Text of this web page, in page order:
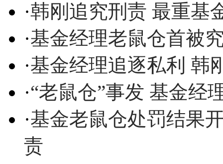
·韩刚追究刑责 最重基
·基金经理老鼠仓首被
·基金经理追逐私利 韩
·“老鼠仓”事发 基金经
·基金老鼠仓处罚结果
责